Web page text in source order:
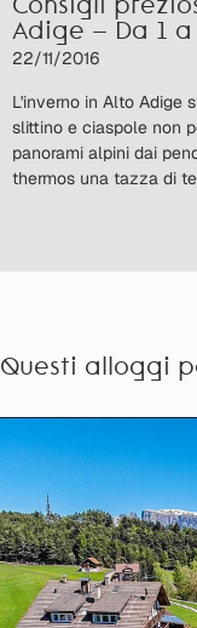
Consigli
Adige – Da 1 a
22/11/2016
L'inverno in Alto Adige
slittino e ciaspole non
panorami alpini dai
thermos una tazza di
Questi alloggi